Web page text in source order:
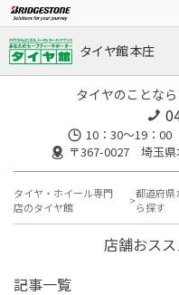
タイヤ館 本庄
タイヤのことな
10：30～19
〒367-0027 埼玉県
タイヤ・ホイール専門
店のタイヤ館
都道府県
ら探す
店舗おス
記事一覧